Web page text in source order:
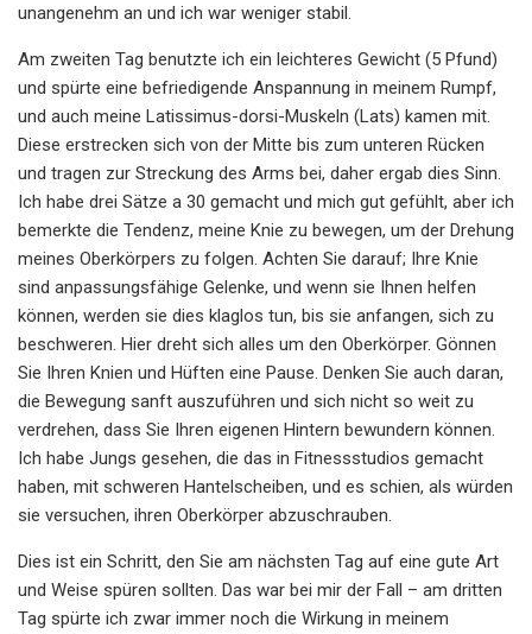
unangenehm an und ich war weniger stabil.
Am zweiten Tag benutzte ich ein leichteres Gewicht (5 Pfund)
und spürte eine befriedigende Anspannung in meinem Rumpf,
und auch meine Latissimus-dorsi-Muskeln (Lats) kamen mit.
Diese erstrecken sich von der Mitte bis zum unteren Rücken
und tragen zur Streckung des Arms bei, daher ergab dies Sinn.
Ich habe drei Sätze a 30 gemacht und mich gut gefühlt, aber ich
bemerkte die Tendenz, meine Knie zu bewegen, um der Drehung
meines Oberkörpers zu folgen. Achten Sie darauf; Ihre Knie
sind anpassungsfähige Gelenke, und wenn sie Ihnen helfen
können, werden sie dies klaglos tun, bis sie anfangen, sich zu
beschweren. Hier dreht sich alles um den Oberkörper. Gönnen
Sie Ihren Knien und Hüften eine Pause. Denken Sie auch daran,
die Bewegung sanft auszuführen und sich nicht so weit zu
verdrehen, dass Sie Ihren eigenen Hintern bewundern können.
Ich habe Jungs gesehen, die das in Fitnessstudios gemacht
haben, mit schweren Hantelscheiben, und es schien, als würden
sie versuchen, ihren Oberkörper abzuschrauben.
Dies ist ein Schritt, den Sie am nächsten Tag auf eine gute Art
und Weise spüren sollten. Das war bei mir der Fall – am dritten
Tag spürte ich zwar immer noch die Wirkung in meinem